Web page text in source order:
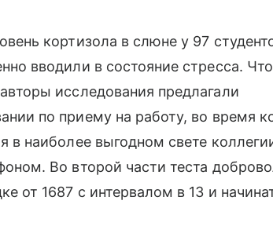
кортизола в слюне у 97
вводили в состояние стресса.
исследования предлагали
по приему на работу, во время
в наиболее выгодном свете
Во второй части теста
от 1687 с интервалом в 13 и